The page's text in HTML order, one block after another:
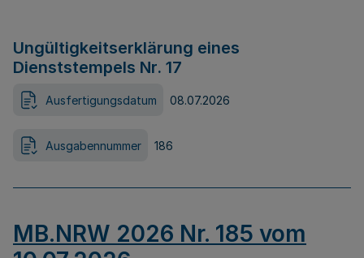
Ungültigkeitserklärung eines
Dienststempels Nr. 17
Ausfertigungsdatum 08.07.2026
Ausgabennummer 186
MB.NRW 2026 Nr. 185 vom